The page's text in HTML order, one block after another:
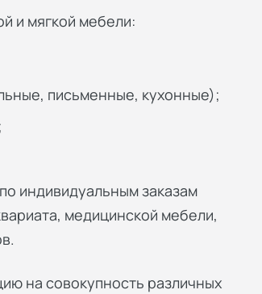
и мягкой мебели:
письменные, кухонные);
индивидуальным заказам
медицинской мебели,
на совокупность различных